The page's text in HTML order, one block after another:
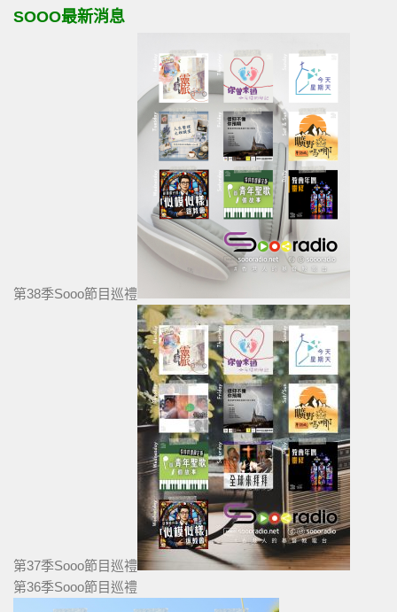
SOOO最新消息
第38季Sooo節目巡禮
第37季Sooo節目巡禮
第36季Sooo節目巡禮